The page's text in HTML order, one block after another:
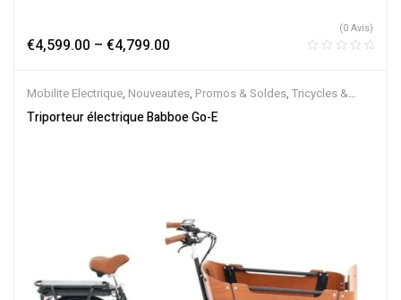
€4,599.00 – €4,799.00
(0 Avis)
Mobilite Electrique, Nouveautes, Promos & Soldes, Tricycles &
Cargos,Vélo électrique ville,Velos Electriques
Triporteur électrique Babboe Go-E